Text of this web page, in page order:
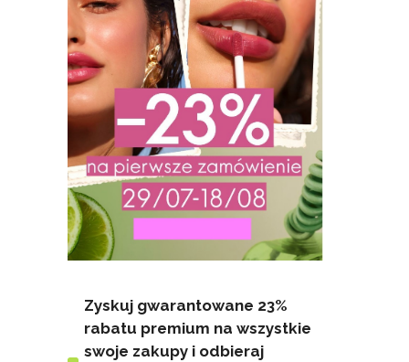
Zyskuj gwarantowane 23%
rabatu premium na wszystkie
swoje zakupy i odbieraj